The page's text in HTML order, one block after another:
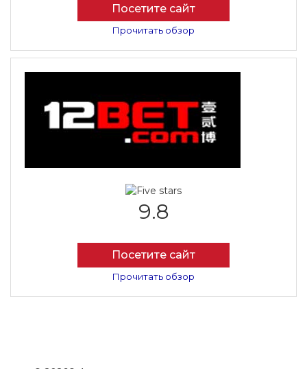
Посетите сайт
Прочитать обзор
9.8
Посетите сайт
Прочитать обзор